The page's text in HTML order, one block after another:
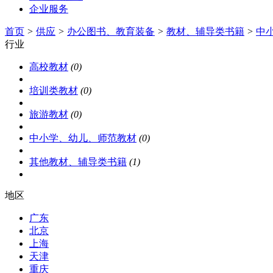
企业服务
首页 > 供应 > 办公图书、教育装备 > 教材、辅导类书籍 > 中
行业
高校教材 (0)
培训类教材 (0)
旅游教材 (0)
中小学、幼儿、师范教材 (0)
其他教材、辅导类书籍 (1)
地区
广东
北京
上海
天津
重庆